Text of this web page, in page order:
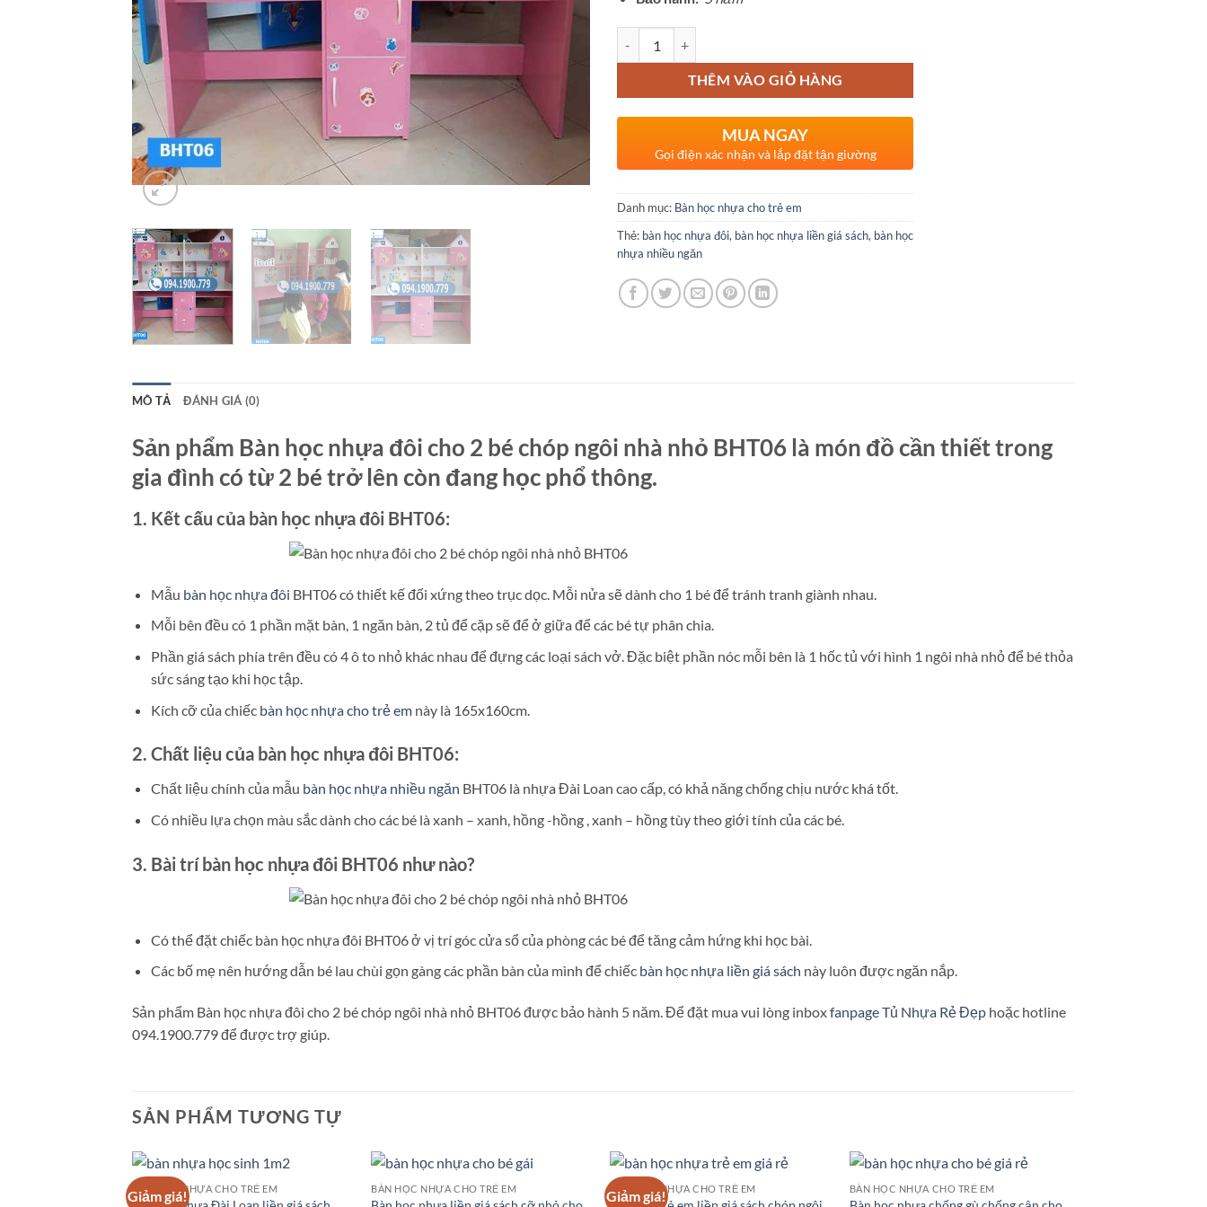
THÊM VÀO GIỎ HÀNG
MUA NGAY
Gọi điện xác nhận và lắp đặt tận giường
Danh mục: Bàn học nhựa cho trẻ em
Thẻ: bàn học nhựa đôi, bàn học nhựa liền giá sách, bàn học
nhựa nhiều ngăn
MÔ TẢ ĐÁNH GIÁ (0)
Sản phẩm Bàn học nhựa đôi cho 2 bé chóp ngôi nhà nhỏ BHT06 là món đồ cần thiết trong
gia đình có từ 2 bé trở lên còn đang học phổ thông.
1. Kết cấu của bàn học nhựa đôi BHT06:
Mẫu bàn học nhựa đôi BHT06 có thiết kế đối xứng theo trục dọc. Mỗi nửa sẽ dành cho 1 bé để tránh tranh giành nhau.
Mỗi bên đều có 1 phần mặt bàn, 1 ngăn bàn, 2 tủ để cặp sẽ để ở giữa để các bé tự phân chia.
Phần giá sách phía trên đều có 4 ô to nhỏ khác nhau để đựng các loại sách vở. Đặc biệt phần nóc mỗi bên là 1 hốc tủ với hình 1 ngôi nhà nhỏ để bé thỏa
sức sáng tạo khi học tập.
Kích cỡ của chiếc bàn học nhựa cho trẻ emnày là 165x160cm.
2. Chất liệu của bàn học nhựa đôi BHT06:
Chất liệu chính của mẫu bàn học nhựa nhiều ngăn BHT06 là nhựa Đài Loan cao cấp, có khả năng chống chịu nước khá tốt.
Có nhiều lựa chọn màu sắc dành cho các bé là xanh – xanh, hồng -hồng , xanh – hồng tùy theo giới tính của các bé.
3. Bài trí bàn học nhựa đôi BHT06 như nào?
Có thể đặt chiếc bàn học nhựa đôi BHT06 ở vị trí góc cửa sổ của phòng các bé để tăng cảm hứng khi học bài.
Các bố mẹ nên hướng dẫn bé lau chùi gọn gàng các phần bàn của mình để chiếc bàn học nhựa liền giá sách này luôn được ngăn nắp.
Sản phẩm Bàn học nhựa đôi cho 2 bé chóp ngôi nhà nhỏ BHT06 được bảo hành 5 năm. Để đặt mua vui lòng inboxfanpage Tủ Nhựa Rẻ Đẹp hoặc hotline
094.1900.779 để được trợ giúp.
SẢN PHẨM TƯƠNG TỰ
Giảm giá!
BÀN HỌC NHỰA CHO TRẺ EM BÀN HỌC NHỰA CHO TRẺ EM Giảm giá!
BÀN HỌC NHỰA CHO TRẺ EM BÀN HỌC NHỰA CHO TRẺ EM